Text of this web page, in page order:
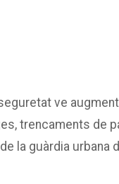
ve
trencaments de
la guàrdia urbana